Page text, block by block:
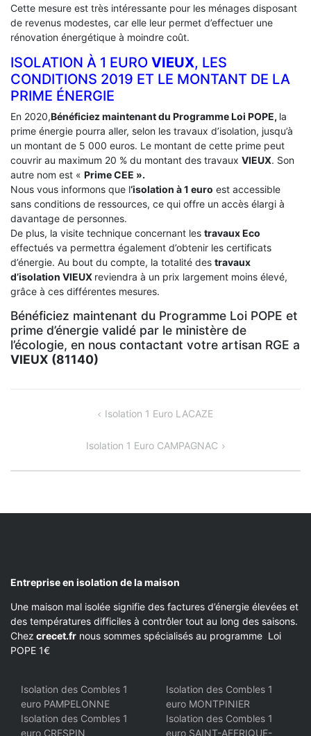
Cette mesure est très intéressante pour les ménages disposant
de revenus modestes, car elle leur permet d’effectuer une
rénovation énergétique à moindre coût.
ISOLATION À 1 EURO VIEUX, LES
CONDITIONS 2019 ET LE MONTANT DE LA
PRIME ÉNERGIE
En 2020,Bénéficiez maintenant du Programme Loi POPE, la
prime énergie pourra aller, selon les travaux d’isolation, jusqu’à
un montant de 5 000 euros. Le montant de cette prime peut
couvrir au maximum 20 % du montant des travaux VIEUX. Son
autre nom est « Prime CEE ».
Nous vous informons que l‘isolation à 1 euro est accessible
sans conditions de ressources, ce qui offre un accès élargi à
davantage de personnes.
De plus, la visite technique concernant les travaux Eco
effectués va permettra également d’obtenir les certificats
d’énergie. Au bout du compte, la totalité des travaux
d’isolation VIEUX reviendra à un prix largement moins élevé,
grâce à ces différentes mesures.
Bénéficiez maintenant du Programme Loi POPE et
prime d’énergie validé par le ministère de
l’écologie, en nous contactant votre artisan RGE a
VIEUX (81140)
Isolation 1 Euro LACAZE
Isolation 1 Euro CAMPAGNAC
Entreprise en isolation de la maison
Une maison mal isolée signifie des factures d’énergie élevées et
des températures difficiles à contrôler tout au long des saisons.
Chez crecet.fr nous sommes spécialisés au programme Loi
POPE 1€
Isolation des Combles 1
euro PAMPELONNE
Isolation des Combles 1
euro MONTPINIER
Isolation des Combles 1
euro CRESPIN
Isolation des Combles 1
euro SAINT-AFFRIQUE-